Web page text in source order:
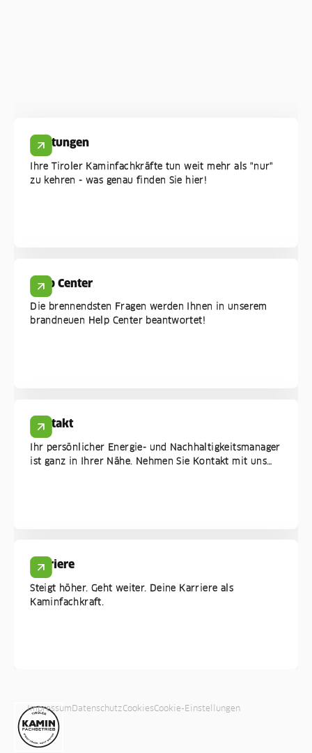
Leistungen
Ihre Tiroler Kaminfachkräfte tun weit mehr als "nur"
zu kehren - was genau finden Sie hier!
Help Center
Die brennendsten Fragen werden Ihnen in unserem
brandneuen Help Center beantwortet!
Kontakt
Ihr persönlicher Energie- und Nachhaltigkeitsmanager
ist ganz in Ihrer Nähe. Nehmen Sie Kontakt mit uns
Karriere
Steigt höher. Geht weiter. Deine Karriere als
Kaminfachkraft.
ImpressumDatenschutzCookiesCookie-Einstellungen